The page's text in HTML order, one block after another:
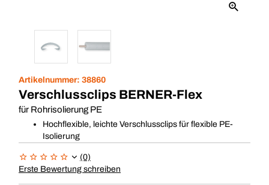
Artikelnummer: 38860
Verschlussclips BERNER-Flex
für Rohrisolierung PE
Hochflexible, leichte Verschlussclips für flexible PE-
Isolierung
(0)
Erste Bewertung schreiben